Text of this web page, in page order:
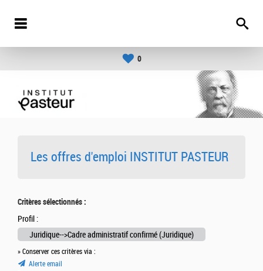
0
Les offres d'emploi INSTITUT PASTEUR
Critères sélectionnés :
Profil :
Juridique-->Cadre administratif confirmé (Juridique)
» Conserver ces critères via :
Alerte email